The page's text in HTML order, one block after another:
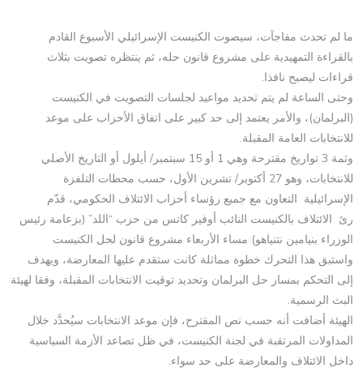
ما لم تحدث مفاجآت، سيصوت الكنيست الإسرائيلي الأسبوع القادم
بالقراءة التمهيدية على مشروع قانون حله، ثم ينتظره تصويت بثلاث
قراءات ليصبح نافذا.
وحتى الساعة لم يتم تحديد مواعيد لجلسات التصويت في الكنيست
(البرلمان)، والأمر يعتمد إلى حد كبير على اتفاق الأحزاب على موعد
للانتخابات العامة المقبلة.
وثمة 3 تواريخ مقترحة وهي 1 أو 15 سبتمبر/ أيلول أو التاريخ الأصلي
للانتخابات، وهو 27 أكتوبر/ تشرين الأول، حسب محطات التلفزة
الإسرائيلية التعاون مع جميع رؤساء أحزاب الائتلاف الحكومي، قدّم
رئ الائتلاف بالكنيست النائب أوفير كاتس من حزب “اللد” (بزعامة رئيس
الوزراء بنيامين نتنياهو) مساء الأربعاء مشروع قانون لحل الكنيست
واستبق هذا التحرك خطوة مماثلة كانت ستقدم عليها المعارضة، ويهدف
إلى التحكم بمسار حل البرلمان وتحديد توقيت الانتخابات المقبلة، وفقا لهيئة
البث الرسمية.
الهيئة أضافت أنه حسب نص المقترح، فإن موعد الانتخابات سيُحدَّد خلال
المداولات المرتقبة في لجنة الكنيست، في ظل تصاعد الأزمة السياسية
داخل الائتلاف والمعارضة على حد سواء.